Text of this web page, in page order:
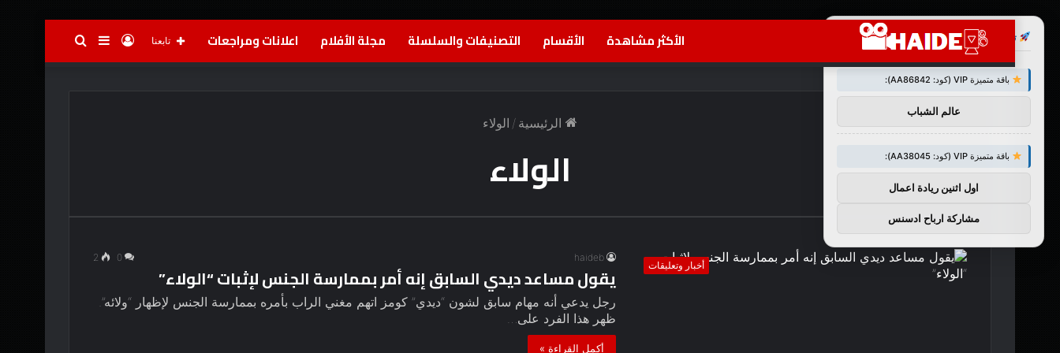
الأكثر مشاهدة الأقسام التصنيفات والسلسلة مجلة الأفلام اعلانات ومراجعات بحثإضافةتسجيل تابعنا
الرئيسية / الولاء
الولاء
أخبار وتعليقات
haideb
0
2
يقول مساعد ديدي السابق إنه أمر بممارسة الجنس لإثبات “الولاء”
رجل يدعي أنه مهام سابق لشون “ديدي” كومز اتهم مغني الراب بأمره بممارسة الجنس لإظهار “ولائه”.
ظهر هذا الفرد على…
أكمل القراءة »
توصيات :
باقة متميزة VIP (كود: AA86842):
عالم الشباب
باقة متميزة VIP (كود: AA38045):
اول اثنين ريادة اعمال
مشاركة ارباح ادسنس